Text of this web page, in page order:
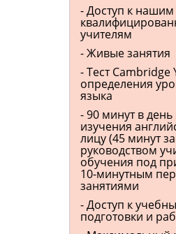
- Доступ к нашим
учителям
- Живые занятия
- Тест Cambridge
определения
языка
- 90 минут в
изучения
лицу (45 минут
руководством
обучения под
10-минутным
занятиями
- Доступ к
подготовки и